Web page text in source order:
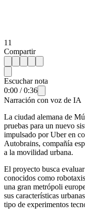
11
Compartir
Escuchar nota
0:00 /0:36
Narración con voz de IA
La ciudad alemana de
pruebas para un nuevo
impulsado por Uber en
Autobrains, compañía
a la movilidad urbana.
El proyecto busca
conocidos como
una gran metrópoli
sus características
tipo de experimentos